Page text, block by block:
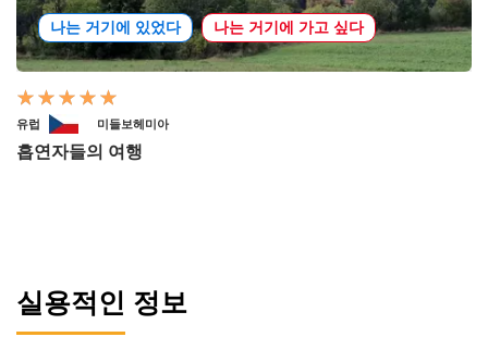
나는 거기에 있었다 나는 거기에 가고 싶다
유럽 미들보헤미아
흡연자들의 여행
실용적인 정보